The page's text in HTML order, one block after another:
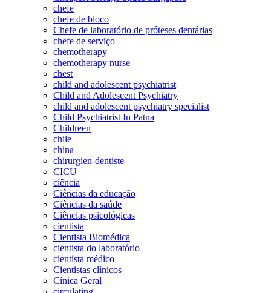
chefe
chefe de bloco
Chefe de laboratório de próteses dentárias
chefe de serviço
chemotherapy
chemotherapy nurse
chest
child and adolescent psychiatrist
Child and Adolescent Psychiatry
child and adolescent psychiatry specialist
Child Psychiatrist In Patna
Childreen
chile
china
chirurgien-dentiste
CICU
ciência
Ciências da educação
Ciências da saúde
Ciências psicológicas
cientista
Cientista Biomédica
cientista do laboratório
cientista médico
Cientistas clínicos
Cínica Geral